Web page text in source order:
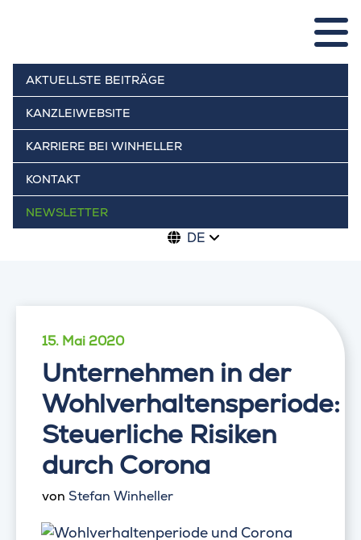
AKTUELLSTE BEITRÄGE
KANZLEIWEBSITE
KARRIERE BEI WINHELLER
KONTAKT
NEWSLETTER
DE
15. Mai 2020
Unternehmen in der
Wohlverhaltensperiode:
Steuerliche Risiken
durch Corona
von Stefan Winheller